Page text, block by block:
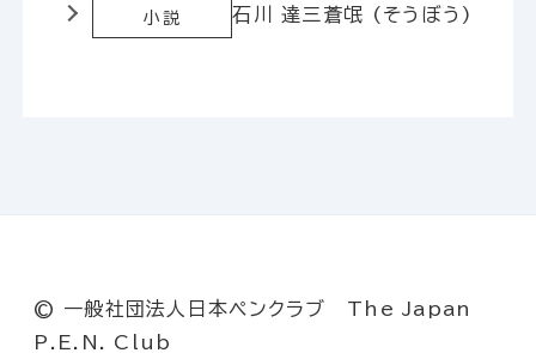
小説 石川 達三 蒼氓 (そうぼう)
© 一般社団法人日本ペンクラブ The Japan
P.E.N. Club